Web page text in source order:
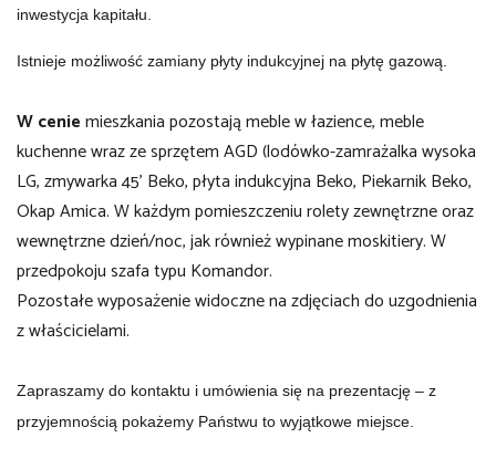
inwestycja kapitału.
Istnieje możliwość zamiany płyty indukcyjnej na płytę gazową.
W ceniemieszkania pozostają meble w łazience, meble
kuchenne wraz ze sprzętem AGD (lodówko-zamrażalka wysoka
LG, zmywarka 45' Beko, płyta indukcyjna Beko, Piekarnik Beko,
Okap Amica. W każdym pomieszczeniu rolety zewnętrzne oraz
wewnętrzne dzień/noc, jak również wypinane moskitiery. W
przedpokoju szafa typu Komandor.
Pozostałe wyposażenie widoczne na zdjęciach do uzgodnienia
z właścicielami.
Zapraszamy do kontaktu i umówienia się na prezentację – z
przyjemnością pokażemy Państwu to wyjątkowe miejsce.